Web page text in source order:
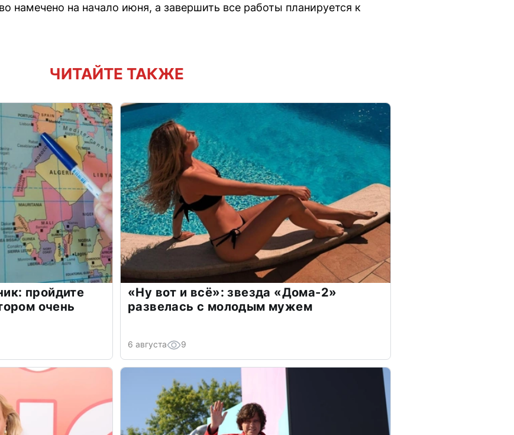
намечено на начало июня, а завершить все работы планируется к
ЧИТАЙТЕ ТАКЖЕ
пройдите
очень
«Ну вот и всё»: звезда «Дома-2»
развелась с молодым мужем
6 августа 9